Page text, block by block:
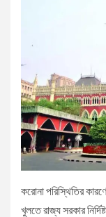
করোনা পরিস্থিতির
খুলতে রাজ্য সরকার